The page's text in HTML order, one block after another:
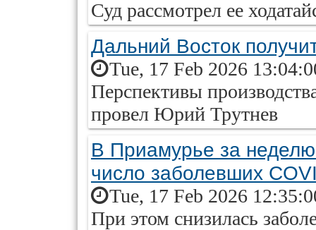
Суд рассмотрел ее
Дальний Восток
Tue, 17 Feb 2026
Перспективы
провел Юрий Трутнев
В Приамурье за
число заболевших
Tue, 17 Feb 2026
При этом снизилась